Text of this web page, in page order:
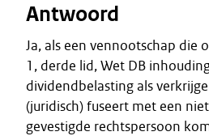
Antwoord
Ja, als een vennootschap die
1, derde lid, Wet DB
dividendbelasting als
(juridisch) fuseert met een
gevestigde rechtspersoon